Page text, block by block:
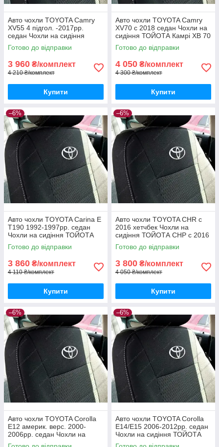
Авто чохли TOYOTA Camry
XV55 4 підгол. -2017рр.
седан Чохли на сидіння
ТОЙОТА Камрі ХВ 55
Готово до відправки
3 960 ₴/комплект
4 210 ₴/комплект
Купити
Авто чохли TOYOTA Camry
XV70 с 2018 седан Чохли на
сидіння ТОЙОТА Камрі ХВ 70
Готово до відправки
4 050 ₴/комплект
4 300 ₴/комплект
Купити
–6%
Авто чохли TOYOTA Carina E
T190 1992-1997рр. седан
Чохли на сидіння ТОЙОТА
Каріна Е
Готово до відправки
3 860 ₴/комплект
4 110 ₴/комплект
Купити
–6%
Авто чохли TOYOTA CHR с
2016 хетчбек Чохли на
сидіння ТОЙОТА СНР с 2016
Готово до відправки
3 800 ₴/комплект
4 050 ₴/комплект
Купити
–6%
Авто чохли TOYOTA Corolla
E12 америк. верс. 2000-
2006рр. седан Чохли на
сидіння ТОЙОТА Королла
–6%
Авто чохли TOYOTA Corolla
E14/E15 2006-2012рр. седан
Чохли на сидіння ТОЙОТА
Королла Е14 Е15